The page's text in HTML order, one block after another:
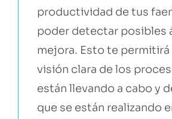
productividad de tus
poder detectar posibles
mejora. Esto te permitirá
visión clara de los
están llevando a cabo y
que se están realizando